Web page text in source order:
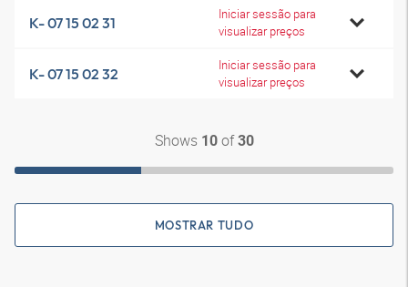
K- 07 15 02 31
Iniciar sessão para
visualizar preços
K- 07 15 02 32
Iniciar sessão para
visualizar preços
Shows 10of30
MOSTRAR TUDO